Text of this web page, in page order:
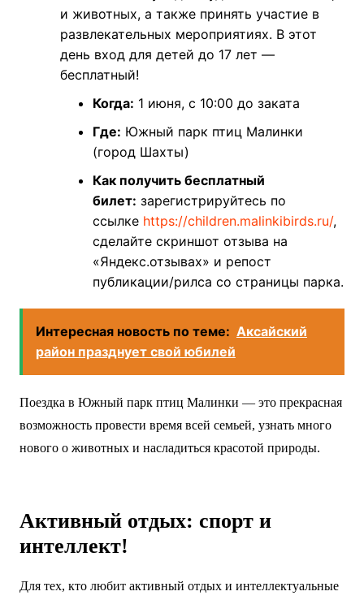
и животных, а также принять участие в
развлекательных мероприятиях. В этот
день вход для детей до 17 лет —
бесплатный!
Когда: 1 июня, с 10:00 до заката
Где: Южный парк птиц Малинки
(город Шахты)
Как получить бесплатный
билет: зарегистрируйтесь по
ссылке https://children.malinkibirds.ru/,
сделайте скриншот отзыва на
«Яндекс.отзывах» и репост
публикации/рилса со страницы парка.
Интересная новость по теме: Аксайский
район празднует свой юбилей
Поездка в Южный парк птиц Малинки — это прекрасная
возможность провести время всей семьей, узнать много
нового о животных и насладиться красотой природы.
Активный отдых: спорт и
интеллект!
Для тех, кто любит активный отдых и интеллектуальные